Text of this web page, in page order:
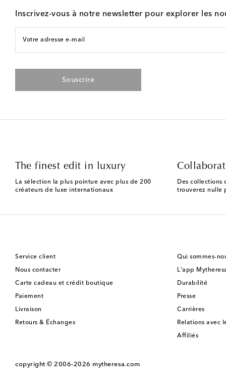
Inscrivez-vous à notre newsletter pour explorer les
Votre adresse e-mail
Souscrire
The finest edit in luxury
La sélection la plus pointue avec plus de 200
créateurs de luxe internationaux
Des collections
trouverez nulle
Service client
Nous contacter
Carte cadeau et crédit boutique
Paiement
Livraison
Retours & Échanges
Qui sommes-
L'app
Durabilité
Presse
Carrières
Relations avec
Affiliés
copyright © 2006-2026 mytheresa.com